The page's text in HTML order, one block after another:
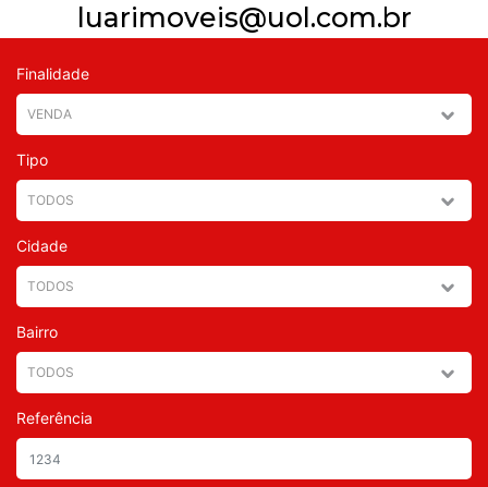
luarimoveis@uol.com.br
Finalidade
Tipo
Cidade
Bairro
Referência